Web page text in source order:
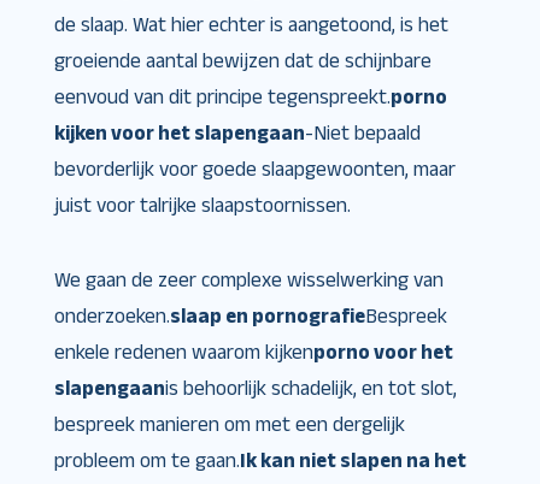
de slaap. Wat hier echter is aangetoond, is het
groeiende aantal bewijzen dat de schijnbare
eenvoud van dit principe tegenspreekt.porno
kijken voor het slapengaan-Niet bepaald
bevorderlijk voor goede slaapgewoonten, maar
juist voor talrijke slaapstoornissen.
We gaan de zeer complexe wisselwerking van
onderzoeken.slaap en pornografieBespreek
enkele redenen waarom kijkenporno voor het
slapengaanis behoorlijk schadelijk, en tot slot,
bespreek manieren om met een dergelijk
probleem om te gaan.Ik kan niet slapen na het